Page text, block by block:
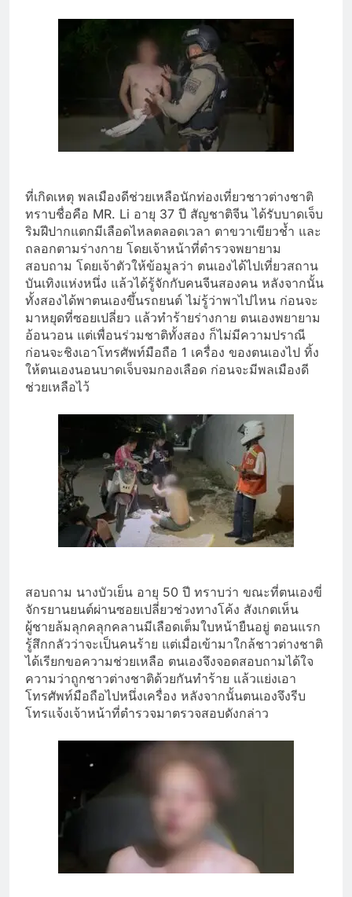
ที่เกิดเหตุ พลเมืองดีช่วยเหลือนักท่องเที่ยวชาวต่างชาติ
ทราบชื่อคือ MR. Li อายุ 37 ปี สัญชาติจีน ได้รับบาดเจ็บ
ริมฝีปากแตกมีเลือดไหลตลอดเวลา ตาขวาเขียวช้ำ และ
ถลอกตามร่างกาย โดยเจ้าหน้าที่ตำรวจพยายาม
สอบถาม โดยเจ้าตัวให้ข้อมูลว่า ตนเองได้ไปเที่ยวสถาน
บันเทิงแห่งหนึ่ง แล้วได้รู้จักกับคนจีนสองคน หลังจากนั้น
ทั้งสองได้พาตนเองขึ้นรถยนต์ ไม่รู้ว่าพาไปไหน ก่อนจะ
มาหยุดที่ซอยเปลี่ยว แล้วทำร้ายร่างกาย ตนเองพยายาม
อ้อนวอน แต่เพื่อนร่วมชาติทั้งสอง ก็ไม่มีความปราณี
ก่อนจะชิงเอาโทรศัพท์มือถือ 1 เครื่อง ของตนเองไป ทิ้ง
ให้ตนเองนอนบาดเจ็บจมกองเลือด ก่อนจะมีพลเมืองดี
ช่วยเหลือไว้
สอบถาม นางบัวเย็น อายุ 50 ปี ทราบว่า ขณะที่ตนเองขี่
จักรยานยนต์ผ่านซอยเปลี่ยวช่วงทางโค้ง สังเกตเห็น
ผู้ชายล้มลุกคลุกคลานมีเลือดเต็มใบหน้ายืนอยู่ ตอนแรก
รู้สึกกลัวว่าจะเป็นคนร้าย แต่เมื่อเข้ามาใกล้ชาวต่างชาติ
ได้เรียกขอความช่วยเหลือ ตนเองจึงจอดสอบถามได้ใจ
ความว่าถูกชาวต่างชาติด้วยกันทำร้าย แล้วแย่งเอา
โทรศัพท์มือถือไปหนึ่งเครื่อง หลังจากนั้นตนเองจึงรีบ
โทรแจ้งเจ้าหน้าที่ตำรวจมาตรวจสอบดังกล่าว